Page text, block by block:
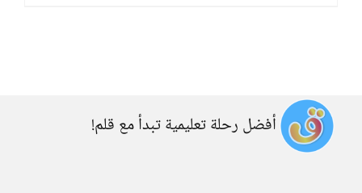
أفضل رحلة تعليمية تبدأ مع قلم!